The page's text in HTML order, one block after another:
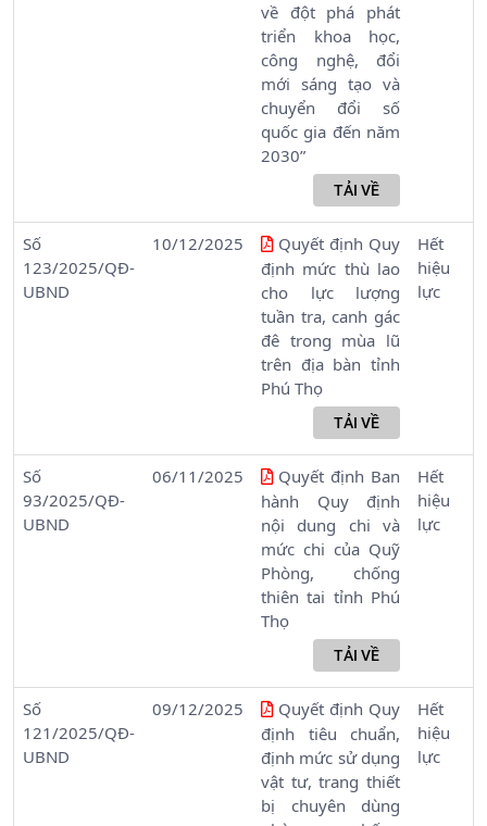
về đột phá phát
triển khoa học,
công nghệ, đổi
mới sáng tạo và
chuyển đổi số
quốc gia đến năm
2030”
Số
123/2025/QĐ-
UBND
10/12/2025
Quyết định Quy
định mức thù lao
cho lực lượng
tuần tra, canh gác
đê trong mùa lũ
trên địa bàn tỉnh
Phú Thọ
Hết
hiệu
lực
Số
93/2025/QĐ-
UBND
06/11/2025
Quyết định Ban
hành Quy định
nội dung chi và
mức chi của Quỹ
Phòng, chống
thiên tai tỉnh Phú
Thọ
Hết
hiệu
lực
Số
121/2025/QĐ-
UBND
09/12/2025
Quyết định Quy
định tiêu chuẩn,
định mức sử dụng
vật tư, trang thiết
bị chuyên dùng
Hết
hiệu
lực